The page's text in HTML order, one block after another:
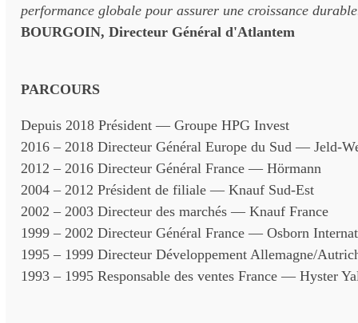
performance globale pour assurer une croissance
BOURGOIN, Directeur Général d'Atlantem
PARCOURS
Depuis 2018 Président — Groupe HPG Invest
2016 – 2018 Directeur Général Europe du Sud — Jeld-
2012 – 2016 Directeur Général France — Hörmann
2004 – 2012 Président de filiale — Knauf Sud-Est
2002 – 2003 Directeur des marchés — Knauf France
1999 – 2002 Directeur Général France — Osborn
1995 – 1999 Directeur Développement Allemagne/
1993 – 1995 Responsable des ventes France — Hyster